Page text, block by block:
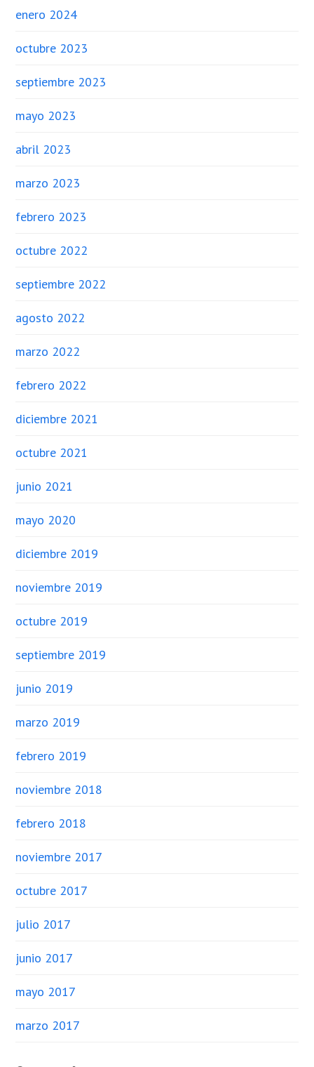
enero 2024
octubre 2023
septiembre 2023
mayo 2023
abril 2023
marzo 2023
febrero 2023
octubre 2022
septiembre 2022
agosto 2022
marzo 2022
febrero 2022
diciembre 2021
octubre 2021
junio 2021
mayo 2020
diciembre 2019
noviembre 2019
octubre 2019
septiembre 2019
junio 2019
marzo 2019
febrero 2019
noviembre 2018
febrero 2018
noviembre 2017
octubre 2017
julio 2017
junio 2017
mayo 2017
marzo 2017